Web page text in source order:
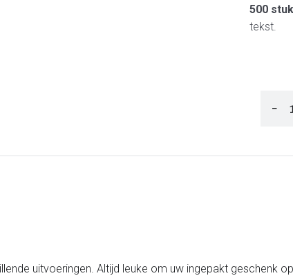
500
tekst.
−
uitvoeringen. Altijd leuke om uw ingepakt geschenk